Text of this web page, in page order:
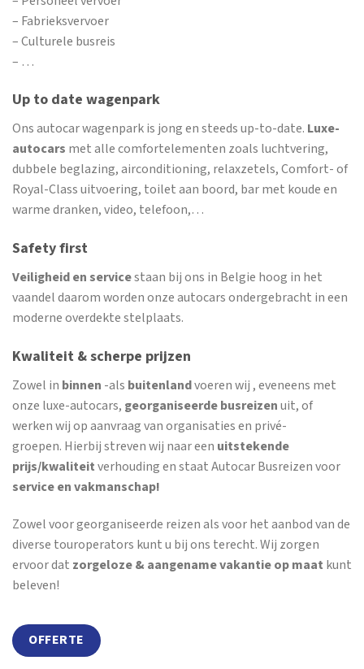
– Fabrieksvervoer
– Culturele busreis
– …
Up to date wagenpark
Ons autocar wagenpark is jong en steeds up-to-date. Luxe-
autocars met alle comfortelementen zoals luchtvering,
dubbele beglazing, airconditioning, relaxzetels, Comfort- of
Royal-Class uitvoering, toilet aan boord, bar met koude en
warme dranken, video, telefoon,…
Safety first
Veiligheid en servicestaan bij ons in Belgie hoog in het
vaandel daarom worden onze autocars ondergebracht in een
moderne overdekte stelplaats.
Kwaliteit & scherpe prijzen
Zowel in binnen -als buitenlandvoeren wij , eveneens met
onze luxe-autocars, georganiseerde busreizenuit, of
werken wij op aanvraag van organisaties en privé-
groepen. Hierbij streven wij naar een uitstekende
prijs/kwaliteitverhouding en staat Autocar Busreizen voor
service en vakmanschap!
Zowel voor georganiseerde reizen als voor het aanbod van de
diverse touroperators kunt u bij ons terecht. Wij zorgen
ervoor dat zorgeloze & aangename vakantie op maat kunt
beleven!
OFFERTE